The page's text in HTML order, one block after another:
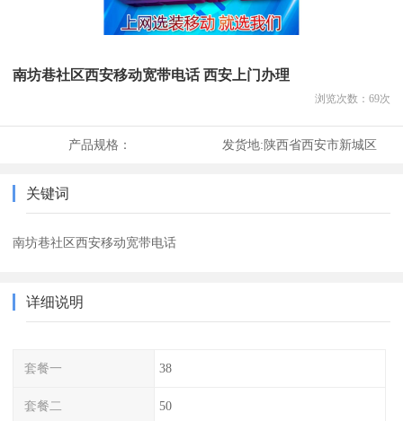
南坊巷社区西安移动宽带电话 西安上门办理
浏览次数： 69次
产品规格： 发货地:陕西省西安市新城区
关键词
南坊巷社区西安移动宽带电话
详细说明
套餐一 38
套餐二 50